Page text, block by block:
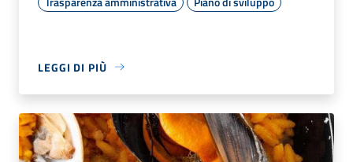
LEGGI DI PIÙ